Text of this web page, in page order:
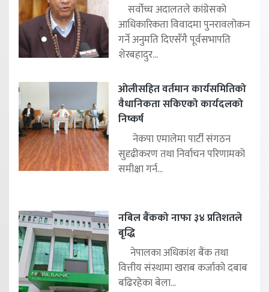
सर्वोच्च अदालतले कांग्रेसको
आधिकारिकता विवादमा पुनरावलोकन
गर्ने अनुमति दिएसँगै पूर्वसभापति
शेरबहादुर...
ओलीसहित वर्तमान कार्यसमितिको
वैधानिकता सकिएको कार्यदलको
निष्कर्ष
नेकपा एमालेमा पार्टी संगठन
सुदृढीकरण तथा निर्वाचन परिणामको
समीक्षा गर्न...
नबिल बैंकको नाफा ३४ प्रतिशतले
बृद्धि
नेपालका अधिकांश बैंक तथा
वित्तीय संस्थामा खराब कर्जाको दबाब
बढिरहेका बेला...